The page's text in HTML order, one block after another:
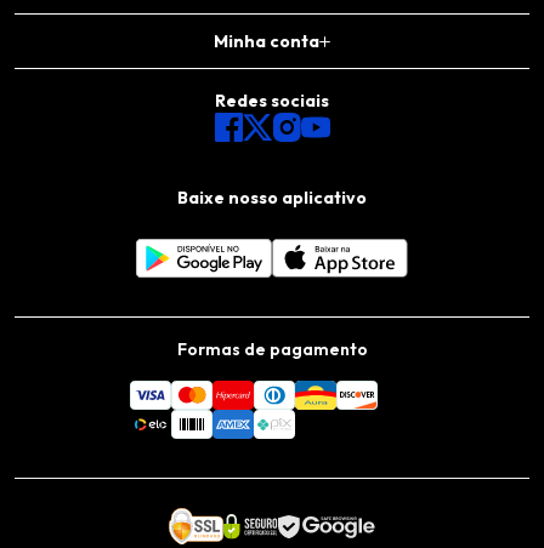
Minha conta
Baixe nosso aplicativo
Redes sociais
Formas de pagamento